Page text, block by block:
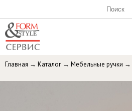
Главная → Каталог → Мебельные ручки →